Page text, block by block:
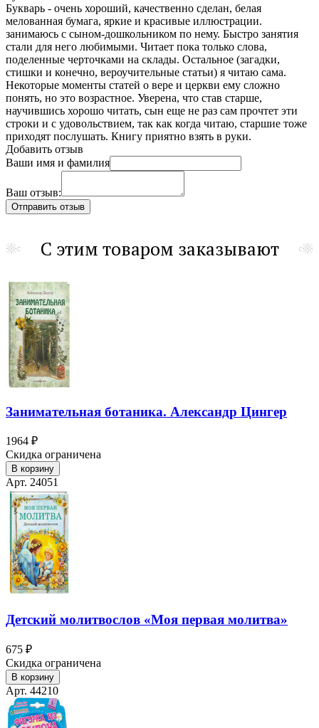
Букварь - очень хороший, качественно сделан, белая
мелованная бумага, яркие и красивые иллюстрации.
занимаюсь с сыном-дошкольником по нему. Быстро занятия
стали для него любимыми. Читает пока только слова,
поделенные черточками на склады. Остальное (загадки,
стишки и конечно, вероучительные статьи) я читаю сама.
Некоторые моменты статей о вере и церкви ему сложно
понять, но это возрастное. Уверена, что став старше,
научившись хорошо читать, сын еще не раз сам прочтет эти
строки и с удовольствием, так как когда читаю, старшие тоже
приходят послушать. Книгу приятно взять в руки.
Добавить отзыв
Ваши имя и фамилия
Ваш отзыв:
С этим товаром заказывают
Занимательная ботаника. Александр Цингер
1964 ₽
Скидка ограничена
В корзину
Арт. 24051
Детский молитвослов «Моя первая молитва»
675 ₽
Скидка ограничена
В корзину
Арт. 44210